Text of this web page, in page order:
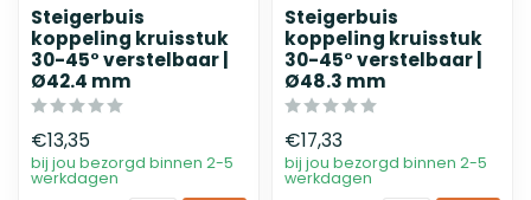
Steigerbuis
koppeling kruisstuk
30-45° verstelbaar |
Ø42.4 mm
€13,35
bij jou bezorgd binnen 2-5
werkdagen
Steigerbuis
koppeling kruisstuk
30-45° verstelbaar |
Ø48.3 mm
€17,33
bij jou bezorgd binnen 2-5
werkdagen